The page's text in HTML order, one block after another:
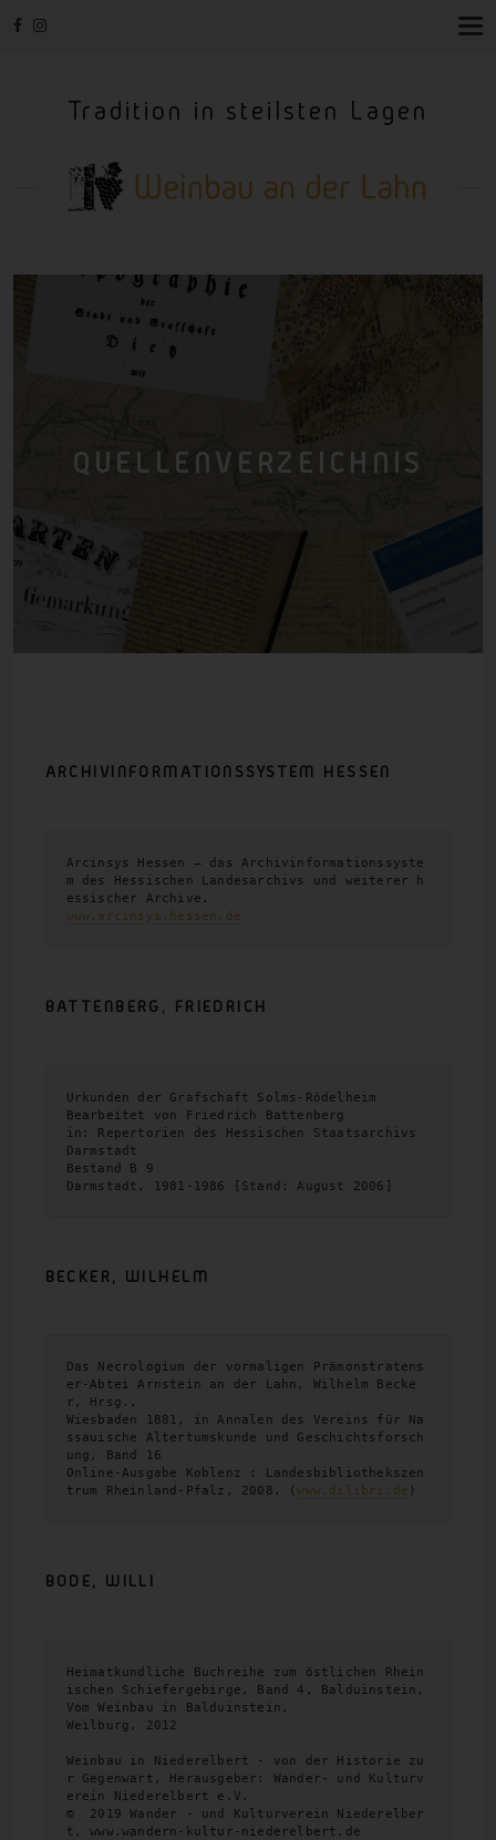
T
Tradition in steilsten Lagen
QUELLENVERZEICHNIS
ARCHIVINFORMATIONSSYSTEM HESSEN
Arcinsys Hessen – das Archivinformationssyste
m des Hessischen Landesarchivs und weiterer h
www.arcinsys.hessen.de
BATTENBERG, FRIEDRICH
Urkunden der Grafschaft Solms-Rödelheim
Bearbeitet von Friedrich Battenberg
in: Repertorien des Hessischen Staatsarchivs
Darmstadt
Bestand B 9
Darmstadt, 1981-1986 [Stand: August 2006]
BECKER, WILHELM
Das Necrologium der vormaligen Prämonstratens
er-Abtei Arnstein an der Lahn, Wilhelm Becke
r, Hrsg.,
Wiesbaden 1881, in Annalen des Vereins für Na
ssauische Altertumskunde und Geschichtsforsch
ung, Band 16
Online-Ausgabe Koblenz : Landesbibliothekszen
trum Rheinland-Pfalz, 2008. (www.dilibri.de )
BODE, WILLI
Heimatkundliche Buchreihe zum östlichen Rhein
ischen Schiefergebirge, Band 4, Balduinstein,
Vom Weinbau in Balduinstein,
Weilburg, 2012
Weinbau in Niederelbert - von der Historie zu
r Gegenwart, Herausgeber: Wander- und Kulturv
erein Niederelbert e.V.
©  2019 Wander - und Kulturverein Niederelber
t, www.wandern-kultur-niederelbert.de